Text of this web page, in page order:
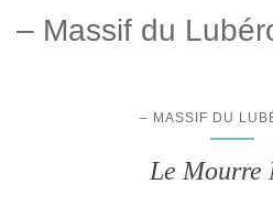
– Massif du
– MASSIF DU
Le Mourre